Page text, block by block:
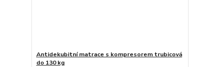
Antidekubitní matrace s kompresorem trubicová
do 130 kg